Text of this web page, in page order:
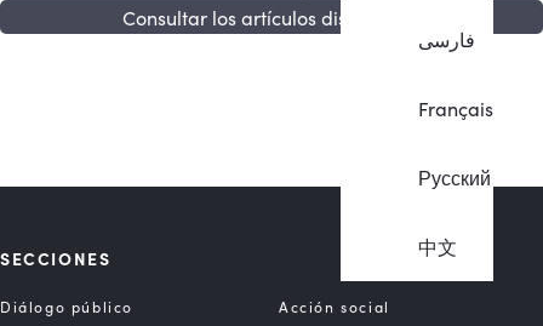
فارسی
Français
Русский
中文
Consultar los artículos disponibles
SECCIONES
Diálogo público
Acción social